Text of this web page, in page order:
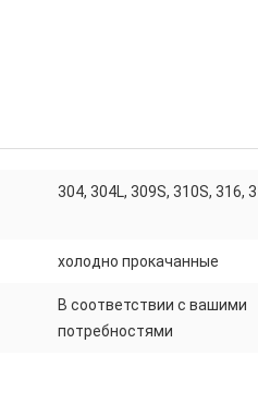
304, 304L, 309S, 310S, 316,
холодно прокачанные
В соответствии с вашими
потребностями